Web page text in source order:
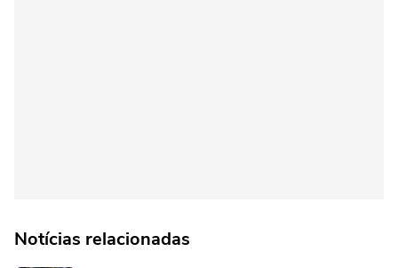
Notícias relacionadas